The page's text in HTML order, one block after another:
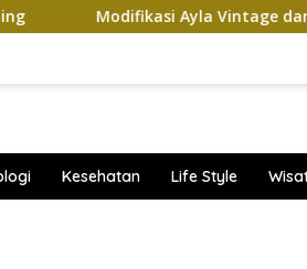
Ayla Vintage dan Gran Max
Kesehatan Life Style